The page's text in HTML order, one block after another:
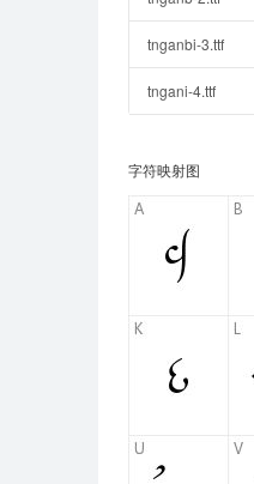
tnganbi-3.ttf
tngani-4.ttf
字符映射图